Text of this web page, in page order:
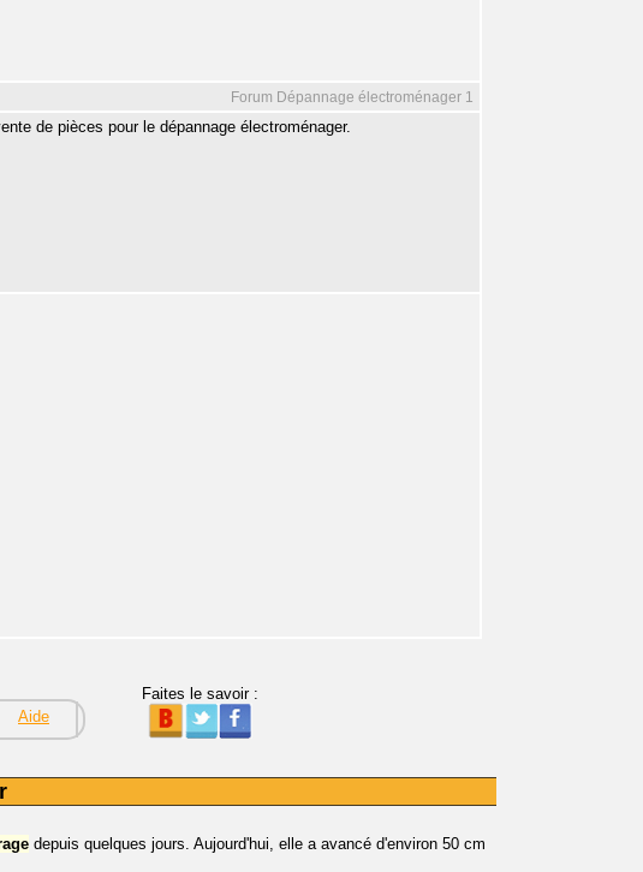
Forum Dépannage électroménager 1
de pièces pour le dépannage électroménager.
Aide
Faites le savoir :
depuis quelques jours. Aujourd'hui, elle a avancé d'environ 50 cm